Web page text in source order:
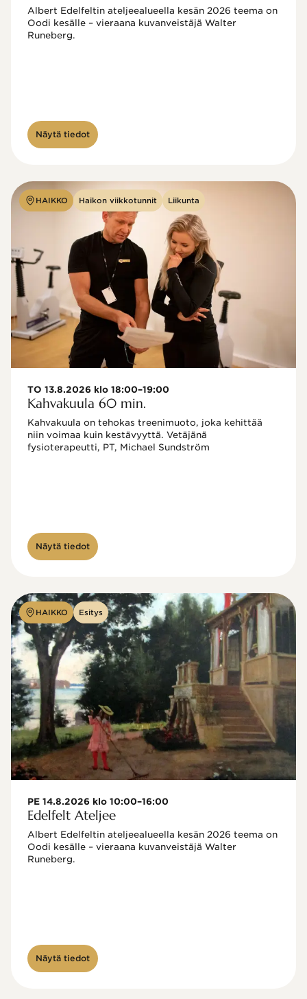
Albert Edelfeltin ateljeealueella kesän 2026 teema on
Oodi kesälle – vieraana kuvanveistäjä Walter
Näytä tiedot
HAIKKO Haikon viikkotunnit Liikunta
TO 13.8.2026 klo 18:00–19:00
Kahvakuula 60 min.
Kahvakuula on tehokas treenimuoto, joka kehittää
niin voimaa kuin kestävyyttä. Vetäjänä
fysioterapeutti, PT, Michael Sundström
Näytä tiedot
HAIKKO Esitys
PE 14.8.2026 klo 10:00–16:00
Edelfelt Ateljee
Albert Edelfeltin ateljeealueella kesän 2026 teema on
Oodi kesälle – vieraana kuvanveistäjä Walter
Näytä tiedot